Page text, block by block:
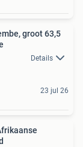
groot 63,5
Details
23 jul 26